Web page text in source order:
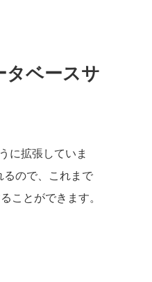
タベースサ
に拡張していま
ので、これまで
ことができます。